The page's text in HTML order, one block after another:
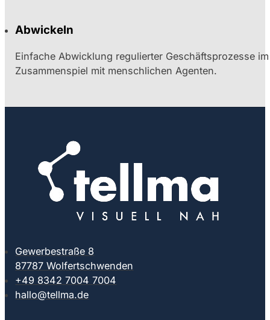
Abwickeln
Einfache Abwicklung regulierter Geschäftsprozesse im
Zusammenspiel mit menschlichen Agenten.
Gewerbestraße 8
87787 Wolfertschwenden
+49 8342 7004 7004
hallo@tellma.de